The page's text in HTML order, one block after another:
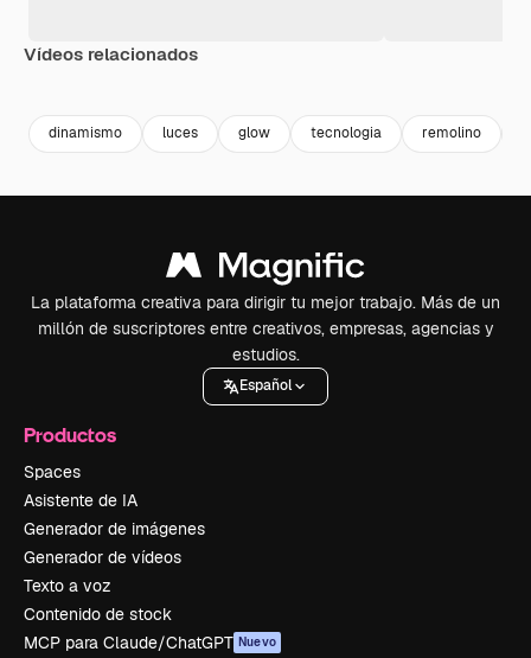
Vídeos relacionados
dinamismo luces glow tecnologia remolino
La plataforma creativa para dirigir tu mejor trabajo. Más de un
millón de suscriptores entre creativos, empresas, agencias y
estudios.
Español
Productos
Spaces
Asistente de IA
Generador de imágenes
Generador de vídeos
Texto a voz
Contenido de stock
MCP para Claude/ChatGPT Nuevo